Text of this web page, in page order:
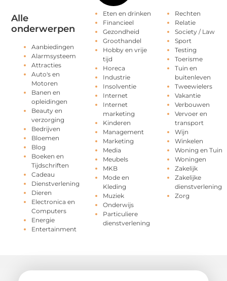
Alle
onderwerpen
Aanbiedingen
Alarmsysteem
Attracties
Auto's en
Motoren
Banen en
opleidingen
Beauty en
verzorging
Bedrijven
Bloemen
Blog
Boeken en
Tijdschriften
Cadeau
Dienstverlening
Dieren
Electronica en
Computers
Energie
Entertainment
Eten en drinken
Financieel
Gezondheid
Groothandel
Hobby en vrije
tijd
Horeca
Industrie
Insolventie
Internet
Internet
marketing
Kinderen
Management
Marketing
Media
Meubels
MKB
Mode en
Kleding
Muziek
Onderwijs
Particuliere
dienstverlening
Rechten
Relatie
Society / Law
Sport
Testing
Toerisme
Tuin en
buitenleven
Tweewielers
Vakantie
Verbouwen
Vervoer en
transport
Wijn
Winkelen
Woning en Tuin
Woningen
Zakelijk
Zakelijke
dienstverlening
Zorg